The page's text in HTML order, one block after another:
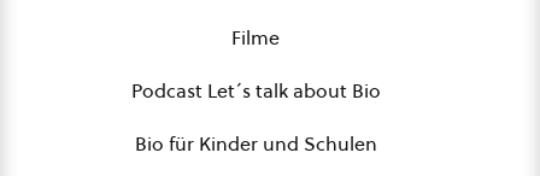
Filme
Podcast Let´s talk about Bio
Bio für Kinder und Schulen